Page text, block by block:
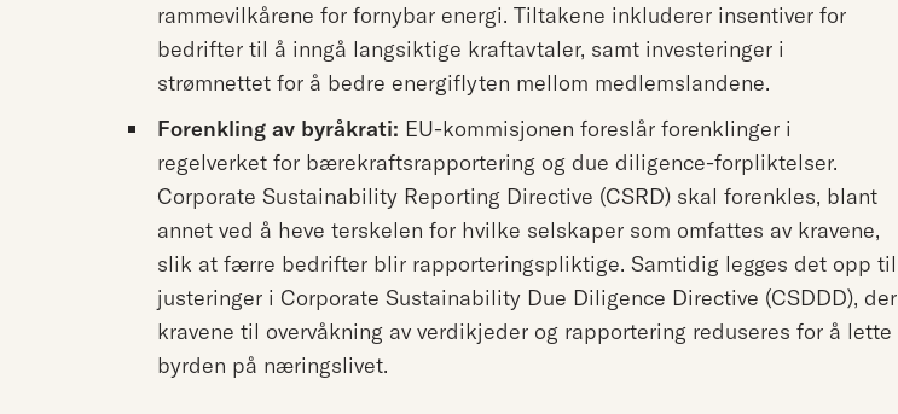
rammevilkårene for fornybar energi. Tiltakene inkluderer insentiver for
bedrifter til å inngå langsiktige kraftavtaler, samt investeringer i
strømnettet for å bedre energiflyten mellom medlemslandene.
Forenkling av byråkrati: EU-kommisjonen foreslår forenklinger i
regelverket for bærekraftsrapportering og due diligence-forpliktelser.
Corporate Sustainability Reporting Directive (CSRD) skal forenkles, blant
annet ved å heve terskelen for hvilke selskaper som omfattes av kravene,
slik at færre bedrifter blir rapporteringspliktige. Samtidig legges det opp til
justeringer i Corporate Sustainability Due Diligence Directive (CSDDD), der
kravene til overvåkning av verdikjeder og rapportering reduseres for å lette
byrden på næringslivet.